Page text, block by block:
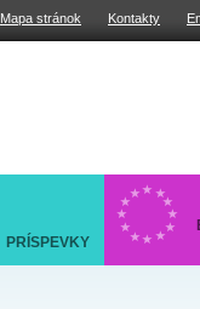
Mapa stránok Kontakty
PRÍSPEVKY